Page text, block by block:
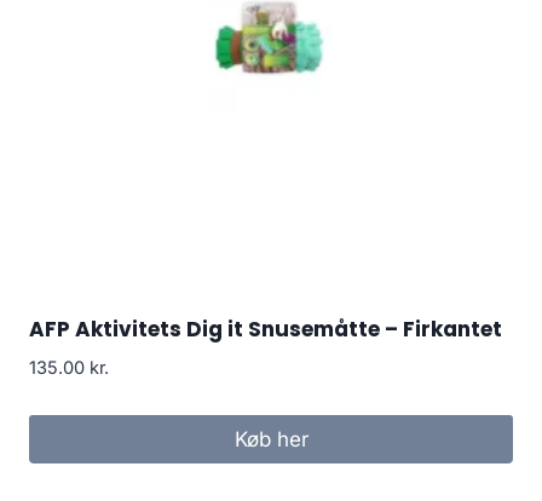
AFP Aktivitets Dig it Snusemåtte – Firkantet
135.00 kr.
Køb her